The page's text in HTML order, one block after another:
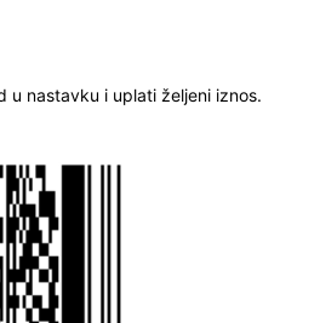
u nastavku i uplati željeni iznos.